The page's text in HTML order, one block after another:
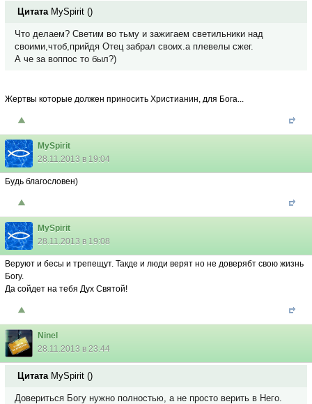
Цитата MySpirit ()
Что делаем? Светим во тьму и зажигаем светильники над
своими,чтоб,прийдя Отец забрал своих.а плевелы сжег.
А че за воппос то был?)
Жертвы которые должен приносить Христианин, для Бога...
MySpirit
28.11.2013 в 19:04
Будь благословен)
MySpirit
28.11.2013 в 19:08
Веруют и бесы и трепещут. Такде и люди верят но не доверябт свою жизнь
Богу.
Да сойдет на тебя Дух Святой!
Ninel
28.11.2013 в 23:44
Цитата MySpirit ()
Довериться Богу нужно полностью, а не просто верить в Него.